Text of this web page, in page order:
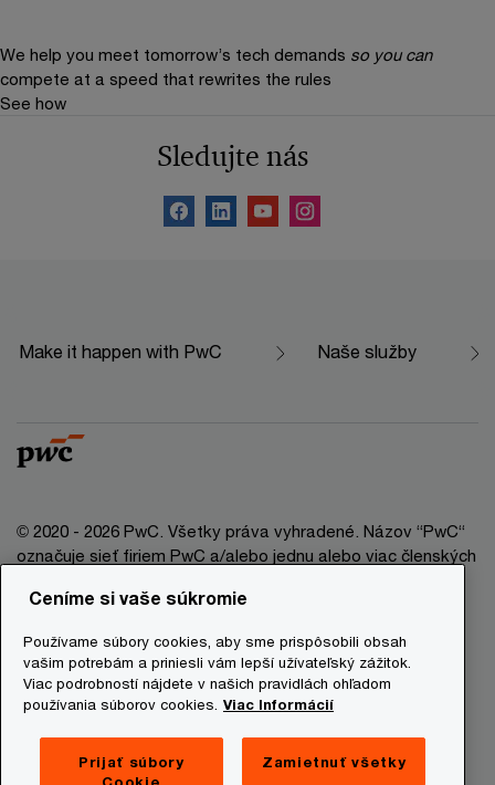
We help you meet tomorrow’s tech demands so you can
compete at a speed that rewrites the rules
See how
Sledujte nás
Make it happen with PwC Naše služby
© 2020 - 2026 PwC. Všetky práva vyhradené. Názov “PwC“
označuje sieť firiem PwC a/alebo jednu alebo viac členských
informácie nájdete na stránke www.pwc.com/structure.
Právna doložka
Ochrana osobných údajov
Prevádzkovatelia stránky
Ceníme si vaše súkromie
Používame súbory cookies, aby sme prispôsobili obsah
vašim potrebám a priniesli vám lepší užívateľský zážitok.
Viac podrobností nájdete v našich pravidlách ohľadom
používania súborov cookies. Viac Informácií
Prijať súbory
Zamietnuť všetky